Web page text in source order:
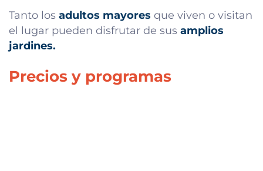
Tanto los adultos mayores que viven o visitan
el lugar pueden disfrutar de sus amplios
jardines.
Precios y programas